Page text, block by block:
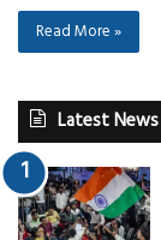
Read More »
Latest News